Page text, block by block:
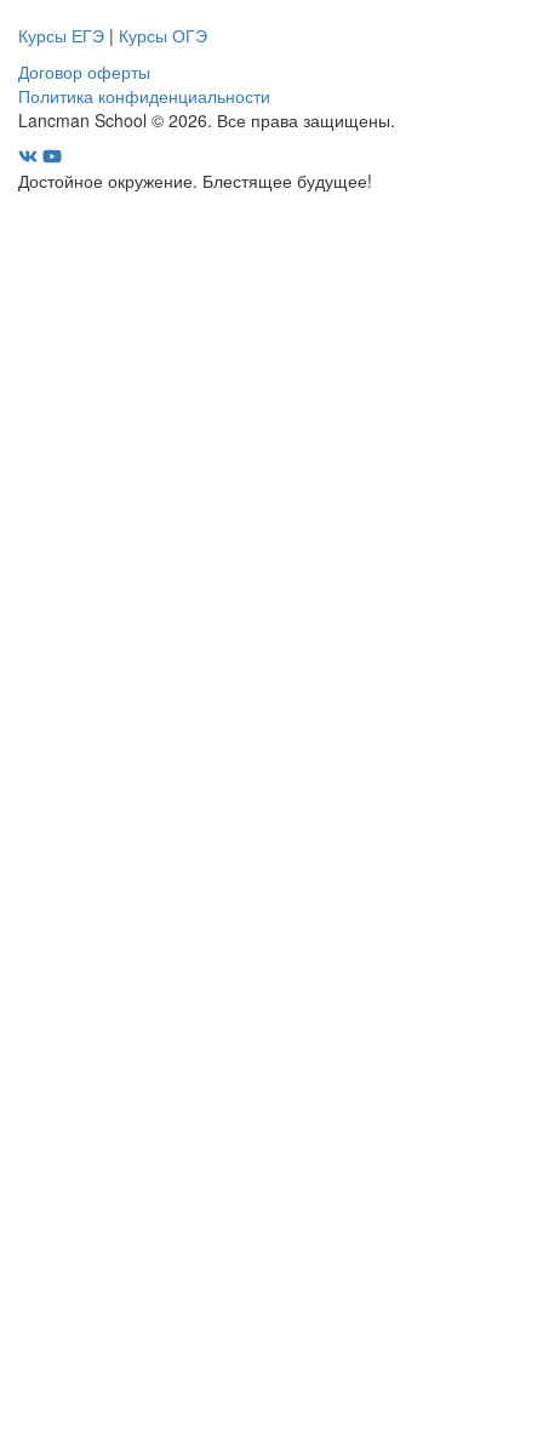
Курсы ЕГЭ | Курсы ОГЭ
Договор оферты
Политика конфиденциальности
Lancman School © 2026. Все права защищены.
Достойное окружение. Блестящее будущее!